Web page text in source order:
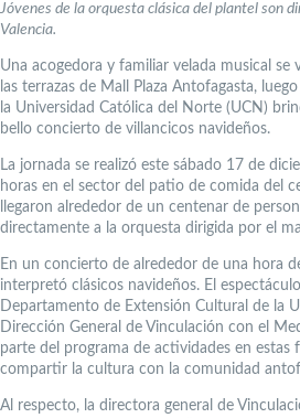
Jóvenes de la orquesta clásica del plantel son
Valencia.
Una acogedora y familiar velada musical se
las terrazas de Mall Plaza Antofagasta,
la Universidad Católica del Norte (UCN)
bello concierto de villancicos navideños.
La jornada se realizó este sábado 17 de
horas en el sector del patio de comida del
llegaron alrededor de un centenar de
directamente a la orquesta dirigida por el
En un concierto de alrededor de una hora
interpretó clásicos navideños. El
Departamento de Extensión Cultural de la
Dirección General de Vinculación con el
parte del programa de actividades en
compartir la cultura con la comunidad
Al respecto, la directora general de